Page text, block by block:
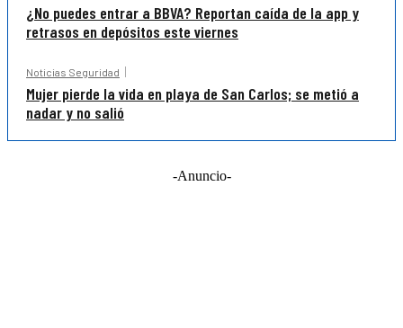
¿No puedes entrar a BBVA? Reportan caída de la app y
retrasos en depósitos este viernes
Noticias Seguridad
Mujer pierde la vida en playa de San Carlos; se metió a
nadar y no salió
-Anuncio-